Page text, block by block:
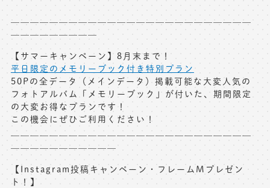
【サマーキャンペーン】8月末まで！
平日限定のメモリーブック付き特別プラン
50Pの全データ（メインデータ）掲載可能な大変人気の
フォトアルバム「メモリーブック」が付いた、期間限定
の大変お得なプランです！
この機会にぜひご利用ください！
【Instagram投稿キャンペーン・フレームMプレゼン
ト！】